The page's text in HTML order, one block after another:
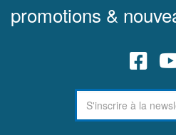
promotions &